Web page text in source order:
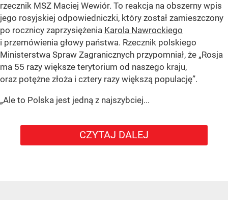
rzecznik MSZ Maciej Wewiór. To reakcja na obszerny wpis
jego rosyjskiej odpowiedniczki, który został zamieszczony
po rocznicy zaprzysiężenia Karola Nawrockiego
i przemówienia głowy państwa. Rzecznik polskiego
Ministerstwa Spraw Zagranicznych przypomniał, że „Rosja
ma 55 razy większe terytorium od naszego kraju,
oraz potężne złoża i cztery razy większą populację”.
„Ale to Polska jest jedną z najszybciej...
CZYTAJ DALEJ